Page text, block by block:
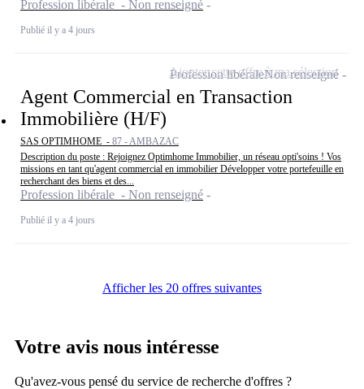
Profession libérale - Non renseigné
Publié il y a 4 jours
Agent Commercial en Transaction
Immobilière (H/F)
SAS OPTIMHOME - 87 - AMBAZAC
Description du poste : Rejoignez Optimhome Immobilier, un réseau opti'soins ! Vos
missions en tant qu'agent commercial en immobilier Développer votre portefeuille en
recherchant des biens et des...
Profession libérale - Non renseigné
Publié il y a 4 jours
Profession libéraleNon renseigné
Ajouter cette offre à ma sélection
Afficher les 20 offres suivantes
Votre avis nous intéresse
Qu'avez-vous pensé du service de recherche d'offres ?